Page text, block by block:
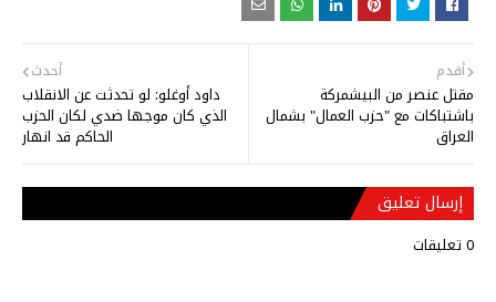
أحدث
داود أوغلو: لو تحدثت عن الانقلاب
الذي كان موجها ضدي لكان الحزب
الحاكم قد انهار
أقدم
مقتل عنصر من البيشمركة
باشتباكات مع "حزب العمال" بشمال
العراق
إرسال تعليق
0 تعليقات